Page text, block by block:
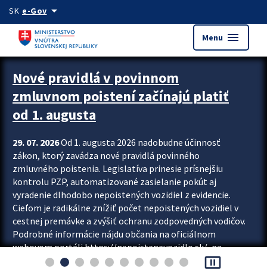
Preskocit na hlavný obsah
SK e-Govarrow_drop_down
Menu menu
Zastavit automatický posun upútavok
Nové pravidlá v povinnom
zmluvnom poistení začínajú platiť
od 1. augusta
29. 07. 2026Od 1. augusta 2026 nadobudne účinnosť
zákon, ktorý zavádza nové pravidlá povinného
zmluvného poistenia. Legislatíva prinesie prísnejšiu
kontrolu PZP, automatizované zasielanie pokút aj
vyradenie dlhodobo nepoistených vozidiel z evidencie.
Cieľom je radikálne znížiť počet nepoistených vozidiel v
cestnej premávke a zvýšiť ochranu zodpovedných vodičov.
Podrobné informácie nájdu občania na oficiálnom
webovom portáli https://nepoistenevozidlo.sk/, na
ktorom od augusta pribudne aj možnosť overiť si...
pause_presentation